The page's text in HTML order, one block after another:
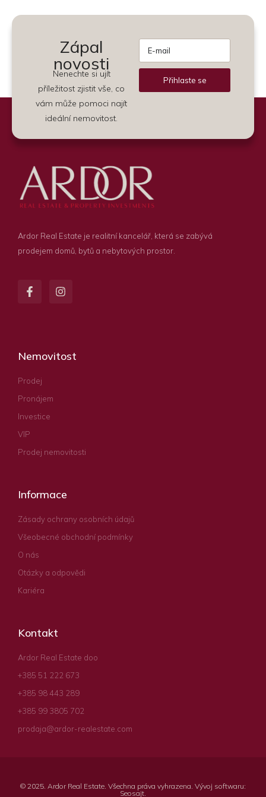
Zápal
novosti
Nenechte si ujít
příležitost zjistit vše, co
vám může pomoci najít
ideální nemovitost.
Přihlaste se
Ardor Real Estate je realitní kancelář, která se zabývá
prodejem domů, bytů a nebytových prostor.
Nemovitost
Prodej
Pronájem
Investice
VIP
Prodej nemovitosti
Informace
Zásady ochrany osobních údajů
Všeobecné obchodní podmínky
O nás
Otázky a odpovědi
Kariéra
Kontakt
Ardor Real Estate doo
+385 51 222 673
+385 98 443 289
+385 99 3805 702
prodaja@ardor-realestate.com
© 2025. Ardor Real Estate. Všechna práva vyhrazena. Vývoj softwaru:
Seosajt